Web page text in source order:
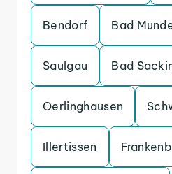
Bendorf Bad
Saulgau Bad
Oerlinghausen
Illertissen